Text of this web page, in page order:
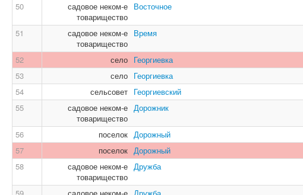
50
садовое неком-е
товарищество
Восточное
51
садовое неком-е
товарищество
Время
52 село Георгиевка
53
село Георгиевка
54
сельсовет Георгиевский
55
садовое неком-е
товарищество
Дорожник
56 поселок Дорожный
57
поселок Дорожный
58
садовое неком-е
товарищество
Дружба